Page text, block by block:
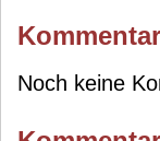
Noch keine